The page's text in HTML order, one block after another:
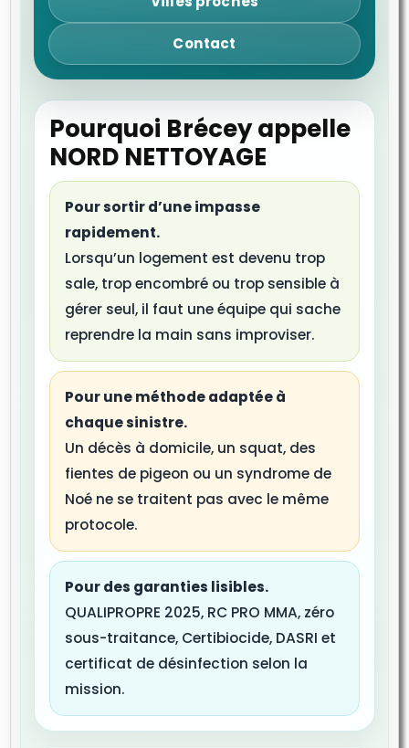
Contact
Pourquoi Brécey appelle
NORD NETTOYAGE
Pour sortir d’une impasse
rapidement.
Lorsqu’un logement est devenu trop
sale, trop encombré ou trop sensible à
gérer seul, il faut une équipe qui sache
reprendre la main sans improviser.
Pour une méthode adaptée à
chaque sinistre.
Un décès à domicile, un squat, des
fientes de pigeon ou un syndrome de
Noé ne se traitent pas avec le même
protocole.
Pour des garanties lisibles.
QUALIPROPRE 2025, RC PRO MMA, zéro
sous-traitance, Certibiocide, DASRI et
certificat de désinfection selon la
mission.